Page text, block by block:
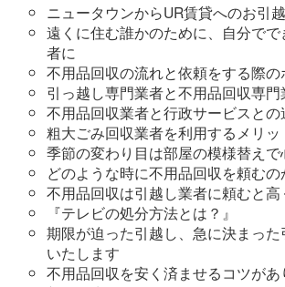
ニュータウンからUR賃貸へのお引
遠くに住む誰かのために、自分で
者に
不用品回収の流れと依頼をする際の
引っ越し専門業者と不用品回収専門
不用品回収業者と行政サービスとの
粗大ごみ回収業者を利用するメリッ
季節の変わり目は部屋の模様替え
どのような時に不用品回収を頼むの
不用品回収は引越し業者に頼むと高
『テレビの処分方法とは？』
期限が迫った引越し、急に決まっ
いたします
不用品回収を安く済ませるコツがあ